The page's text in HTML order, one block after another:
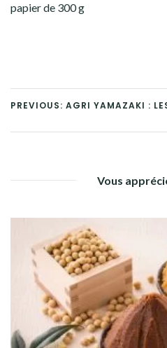
papier de 300 g
PREVIOUS: AGRI YAMAZAKI :
Vous